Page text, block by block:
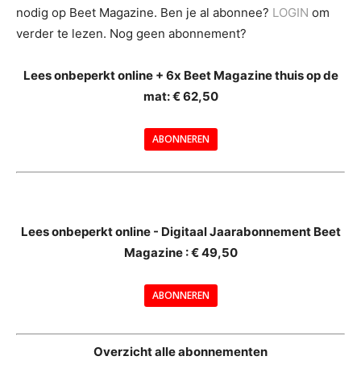
nodig op Beet Magazine. Ben je al abonnee? LOGIN om
verder te lezen. Nog geen abonnement?
Lees onbeperkt online + 6x Beet Magazine thuis op de
mat: € 62,50
ABONNEREN
Lees onbeperkt online - Digitaal Jaarabonnement Beet
Magazine : € 49,50
ABONNEREN
Overzicht alle abonnementen